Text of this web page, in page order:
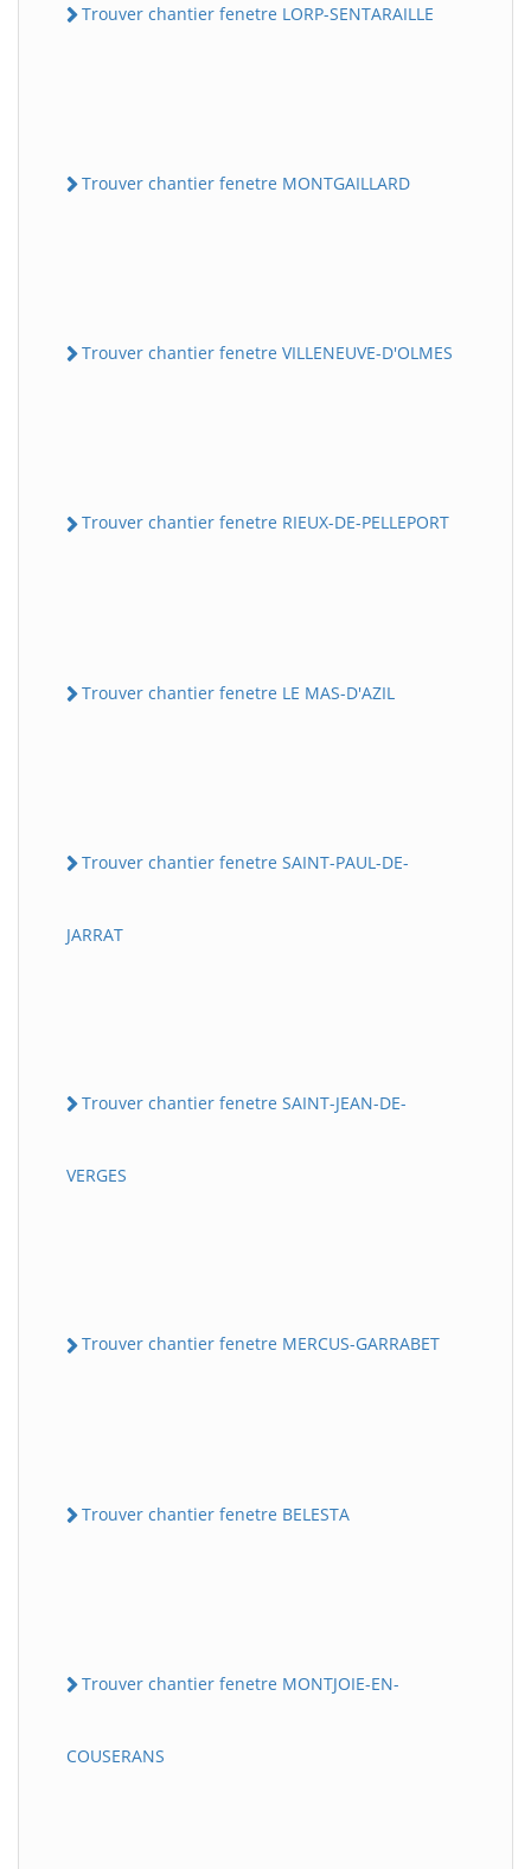
Trouver chantier fenetre LORP-SENTARAILLE
Trouver chantier fenetre MONTGAILLARD
Trouver chantier fenetre VILLENEUVE-D'OLMES
Trouver chantier fenetre RIEUX-DE-PELLEPORT
Trouver chantier fenetre LE MAS-D'AZIL
Trouver chantier fenetre SAINT-PAUL-DE-
JARRAT
Trouver chantier fenetre SAINT-JEAN-DE-
VERGES
Trouver chantier fenetre MERCUS-GARRABET
Trouver chantier fenetre BELESTA
Trouver chantier fenetre MONTJOIE-EN-
COUSERANS